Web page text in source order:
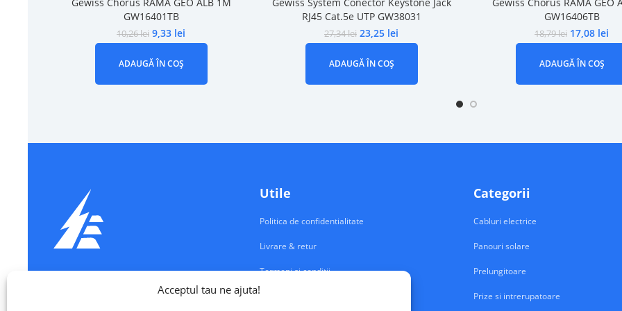
Acceptul tau ne ajuta!
GW16401TB
10,26lei 9,33 lei
ADAUGĂ ÎN COȘ
RJ45 Cat.5e UTP GW38031
27,34lei 23,25 lei
ADAUGĂ ÎN COȘ
GW16406TB
18,79lei 17,08 lei
ADAUGĂ ÎN COȘ
Echipamente Electrice
Utile
Politica de confidentialitate
Livrare & retur
Termeni si conditii
Contul meu
Categorii
Cabluri electrice
Panouri solare
Prelungitoare
Prize si intrerupatoare